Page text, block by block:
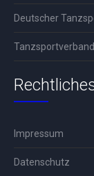
Deutscher
Impressum
Datenschutz